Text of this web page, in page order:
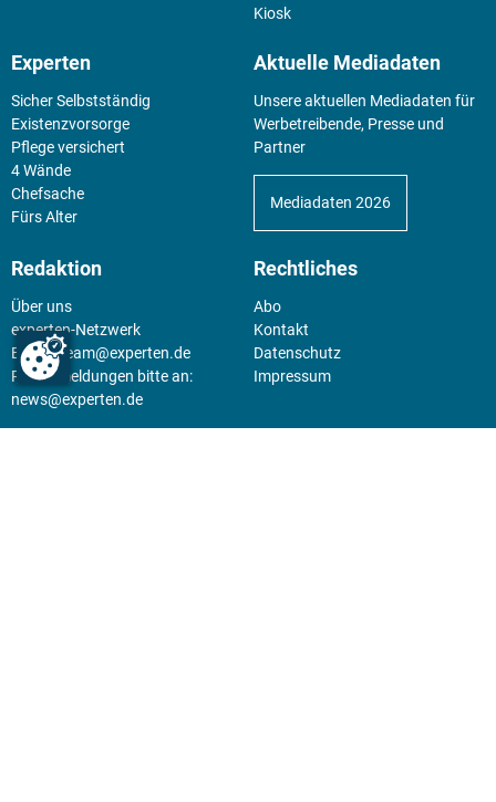
Kiosk
Experten
Sicher Selbstständig
Existenz­vorsorge
Pflege versichert
4 Wände
Chefsache
Fürs Alter
Aktuelle Mediadaten
Unsere aktuellen Mediadaten für
Werbetreibende, Presse und
Partner
Mediadaten 2026
Redaktion
Über uns
experten-Netzwerk
E-Mail:team@experten.de
Pressemeldungen bitte an:
news@experten.de
Rechtliches
Abo
Kontakt
Datenschutz
Impressum